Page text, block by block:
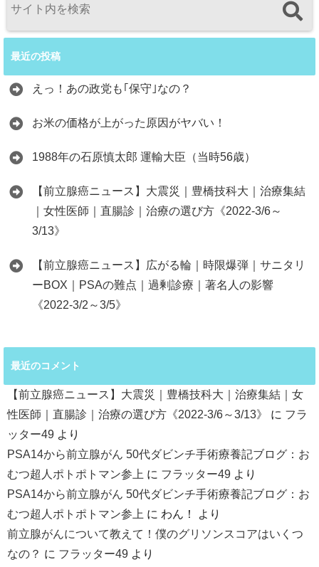
最近の投稿
えっ！あの政党も｢保守｣なの？
お米の価格が上がった原因がヤバい！
1988年の石原慎太郎 運輸大臣（当時56歳）
【前立腺癌ニュース】大震災｜豊橋技科大｜治療集結
｜女性医師｜直腸診｜治療の選び方《2022-3/6～
3/13》
【前立腺癌ニュース】広がる輪｜時限爆弾｜サニタリ
ーBOX｜PSAの難点｜過剰診療｜著名人の影響
《2022-3/2～3/5》
最近のコメント
【前立腺癌ニュース】大震災｜豊橋技科大｜治療集結｜女
性医師｜直腸診｜治療の選び方《2022-3/6～3/13》
に フラ
ッター49 より
PSA14から前立腺がん 50代ダビンチ手術療養記ブログ：お
むつ超人ポトポトマン参上 に フラッター49 より
PSA14から前立腺がん 50代ダビンチ手術療養記ブログ：お
むつ超人ポトポトマン参上 に わん！
より
前立腺がんについて教えて！僕のグリソンスコアはいくつ
なの？ に フラッター49 より